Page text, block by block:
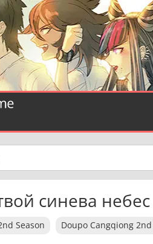
синева
Season Doupo Cangqiong 2nd